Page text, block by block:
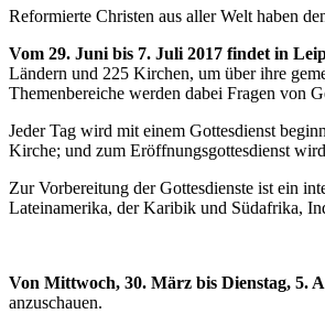
Reformierte Christen aus aller Welt haben
Vom 29. Juni bis 7. Juli 2017 findet in
Ländern und 225 Kirchen, um über ihre
Themenbereiche werden dabei Fragen von
Jeder Tag wird mit einem Gottesdienst
Kirche; und zum Eröffnungsgottesdienst
Zur Vorbereitung der Gottesdienste ist ein
Lateinamerika, der Karibik und Südafrika,
Von Mittwoch, 30. März bis Dienstag, 5.
anzuschauen.